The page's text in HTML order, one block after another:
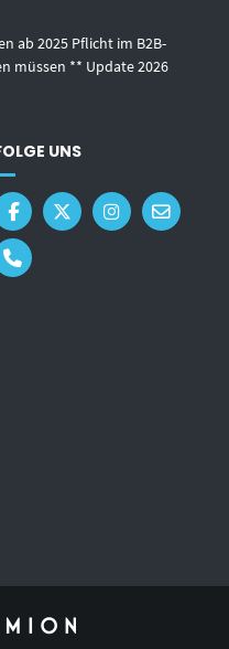
ab 2025 Pflicht im B2B-
müssen ** Update 2026
UNS